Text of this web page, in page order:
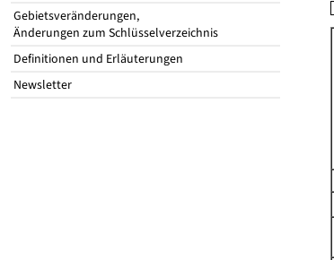
Gebietsveränderungen,
Änderungen zum Schlüsselverzeichnis
Definitionen und Erläuterungen
Newsletter